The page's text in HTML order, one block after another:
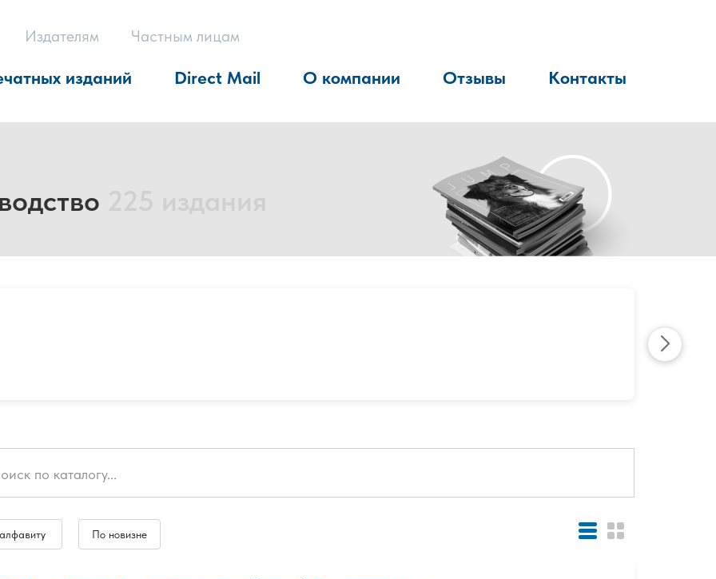
Издателям Частным лицам
изданий Direct Mail О компании Отзывы Контакты
По новизне